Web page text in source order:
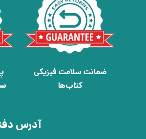
ضمانت سلامت فیزیکی
کتاب‌ها
آدرس